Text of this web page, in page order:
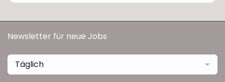
Newsletter für neue Jobs
Täglich